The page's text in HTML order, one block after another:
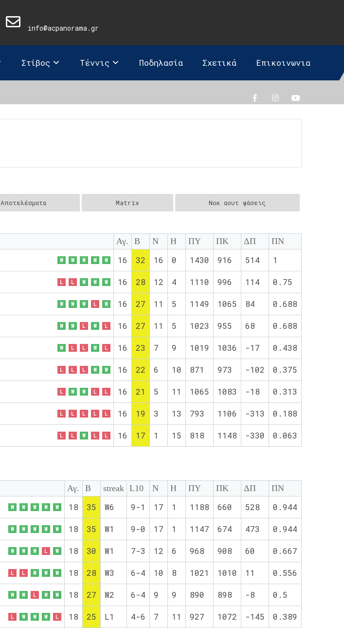
info@acpanorama.gr
Στίβος Τέννις Ποδηλασία Σχετικά Επικοινωνια
Αποτελέσματα Matrix Νοκ αουτ φάσεις
Αγ. Β Ν Η ΠΥ ΠΚ ΔΠ ΠΝ
W W W W W 16 32 16 0 1430 916 514 1
L L W W W 16 28 12 4 1110 996 114 0.75
W W W L W 16 27 11 5 1149 1065 84 0.688
W W L W L 16 27 11 5 1023 955 68 0.688
W L L W L 16 23 7 9 1019 1036 -17 0.438
L L L W W 16 22 6 10 871 973 -102 0.375
L W W L L 16 21 5 11 1065 1083 -18 0.313
L L L L L 16 19 3 13 793 1106 -313 0.188
L L W L L 16 17 1 15 818 1148 -330 0.063
Αγ. Β streak L10 Ν Η ΠΥ ΠΚ ΔΠ ΠΝ
W W W W W 18 35 W6 9-1 17 1 1188 660 528 0.944
W W W W W 18 35 W1 9-0 17 1 1147 674 473 0.944
W W W L W 18 30 W1 7-3 12 6 968 908 60 0.667
L L W W W 18 28 W3 6-4 10 8 1021 1010 11 0.556
W W L W W 18 27 W2 6-4 9 9 890 898 -8 0.5
L W W W L 18 25 L1 4-6 7 11 927 1072 -145 0.389